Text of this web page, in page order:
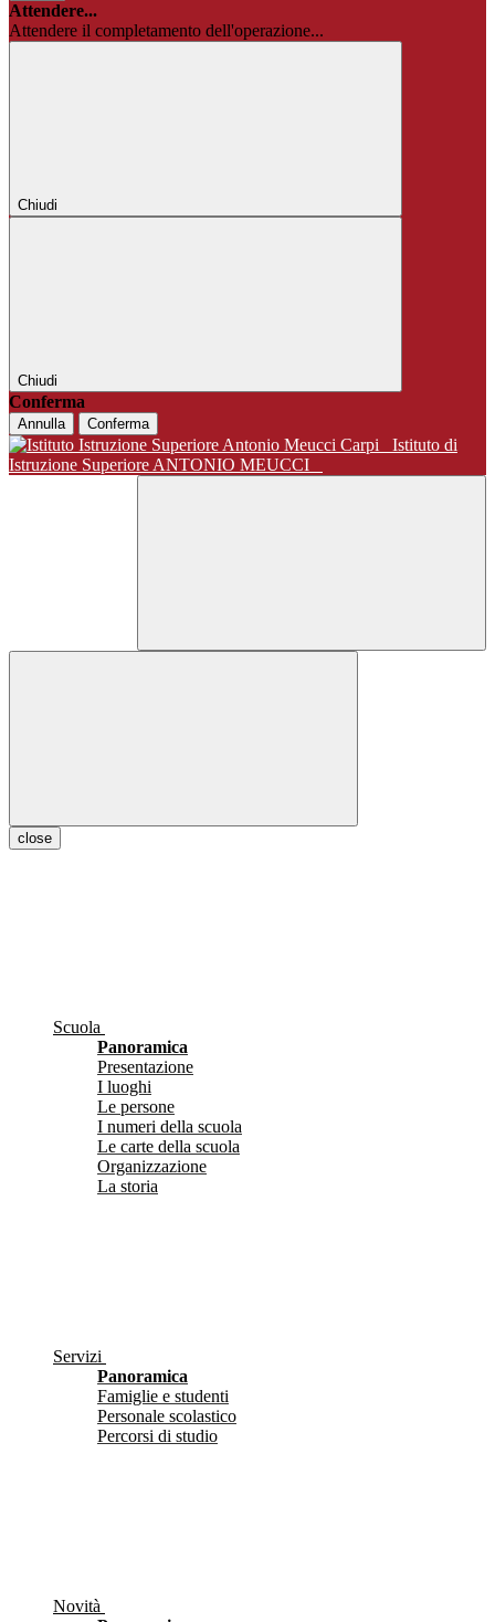
Attendere...
Attendere il completamento dell'operazione...
Chiudi
Chiudi
Conferma
Annulla Conferma
Istituto di
Istruzione Superiore ANTONIO MEUCCI
close
Scuola
Panoramica
Presentazione
I luoghi
Le persone
I numeri della scuola
Le carte della scuola
Organizzazione
La storia
Servizi
Panoramica
Famiglie e studenti
Personale scolastico
Percorsi di studio
Novità